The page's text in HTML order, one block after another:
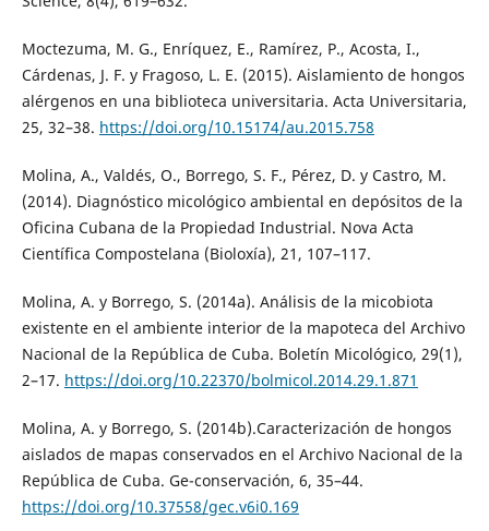
Moctezuma, M. G., Enríquez, E., Ramírez, P., Acosta, I.,
Cárdenas, J. F. y Fragoso, L. E. (2015). Aislamiento de hongos
alérgenos en una biblioteca universitaria. Acta Universitaria,
25, 32–38. https://doi.org/10.15174/au.2015.758
Molina, A., Valdés, O., Borrego, S. F., Pérez, D. y Castro, M.
(2014). Diagnóstico micológico ambiental en depósitos de la
Oficina Cubana de la Propiedad Industrial. Nova Acta
Científica Compostelana (Bioloxía), 21, 107–117.
Molina, A. y Borrego, S. (2014a). Análisis de la micobiota
existente en el ambiente interior de la mapoteca del Archivo
Nacional de la República de Cuba. Boletín Micológico, 29(1),
2–17. https://doi.org/10.22370/bolmicol.2014.29.1.871
Molina, A. y Borrego, S. (2014b).Caracterización de hongos
aislados de mapas conservados en el Archivo Nacional de la
República de Cuba. Ge-conservación, 6, 35–44.
https://doi.org/10.37558/gec.v6i0.169